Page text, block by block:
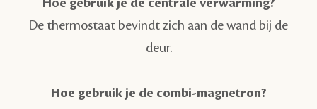
De thermostaat bevindt zich aan de wand bij de
deur.
Hoe gebruik je de combi-magnetron?